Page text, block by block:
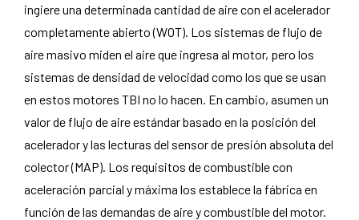
ingiere una determinada cantidad de aire con el acelerador
completamente abierto (WOT). Los sistemas de flujo de
aire masivo miden el aire que ingresa al motor, pero los
sistemas de densidad de velocidad como los que se usan
en estos motores TBI no lo hacen. En cambio, asumen un
valor de flujo de aire estándar basado en la posición del
acelerador y las lecturas del sensor de presión absoluta del
colector (MAP). Los requisitos de combustible con
aceleración parcial y máxima los establece la fábrica en
función de las demandas de aire y combustible del motor.